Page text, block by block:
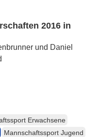
2016 in
und Daniel
Erwachsene
Mannschaftssport Jugend